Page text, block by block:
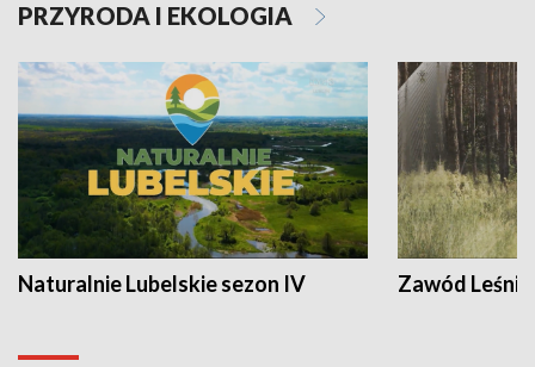
PRZYRODA I EKOLOGIA
Naturalnie Lubelskie sezon IV Zawód Leśnik